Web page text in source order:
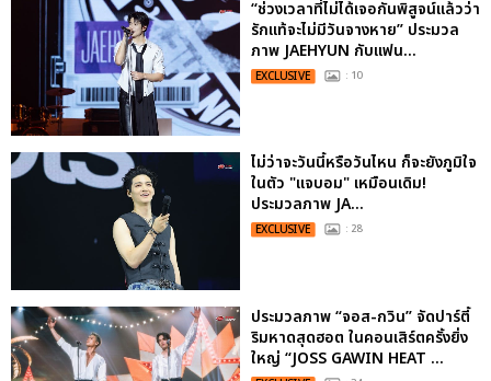
“ช่วงเวลาที่ไม่ได้เจอกันพิสูจน์แล้วว่า
รักแท้จะไม่มีวันจางหาย” ประมวล
ภาพ JAEHYUN กับแฟน...
EXCLUSIVE : 10
ไม่ว่าจะวันนี้หรือวันไหน ก็จะยังภูมิใจ
ในตัว "แจบอม" เหมือนเดิม!
ประมวลภาพ JA...
EXCLUSIVE : 28
ประมวลภาพ “จอส-กวิน” จัดปาร์ตี้
ริมหาดสุดฮอต ในคอนเสิร์ตครั้งยิ่ง
ใหญ่ “JOSS GAWIN HEAT ...